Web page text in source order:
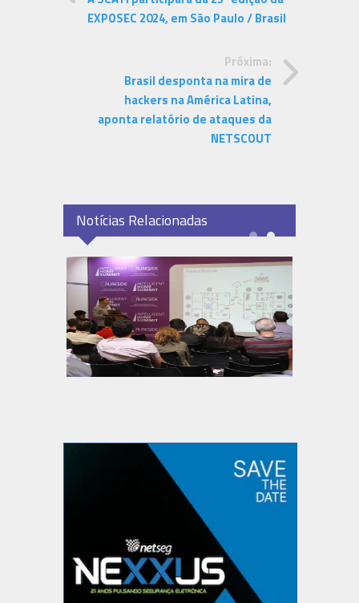
EXPOSEC 2024, em São Paulo / Brasil
Próxima:
Brasil desponta na mira de
hackers na América Latina,
aponta relatório de ataques da
NETSCOUT
Notícias Relacionadas